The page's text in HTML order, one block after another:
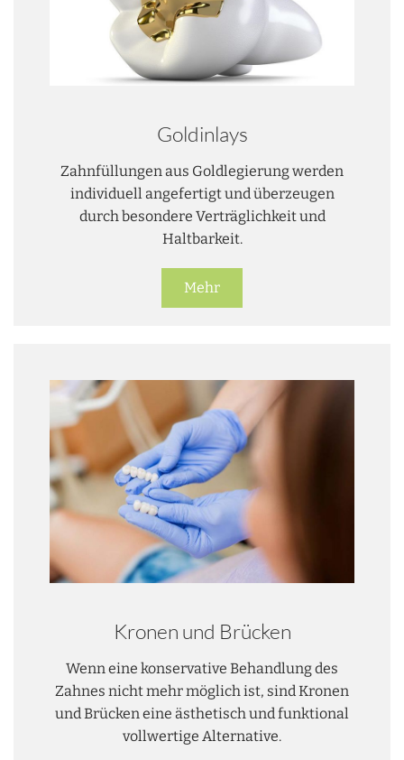
Goldinlays
Zahnfüllungen aus Goldlegierung werden
individuell angefertigt und überzeugen
durch besondere Verträglichkeit und
Haltbarkeit.
Mehr
Kronen und Brücken
Wenn eine konservative Behandlung des
Zahnes nicht mehr möglich ist, sind Kronen
und Brücken eine ästhetisch und funktional
vollwertige Alternative.